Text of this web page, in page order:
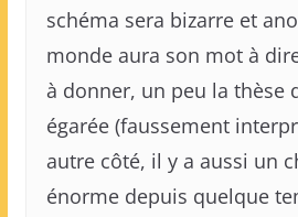
schéma sera bizarre et
monde aura son mot à
à donner, un peu la thèse
égarée (faussement
autre côté, il y a aussi un
énorme depuis quelque